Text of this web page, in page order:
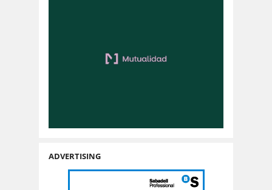
ADVERTISING